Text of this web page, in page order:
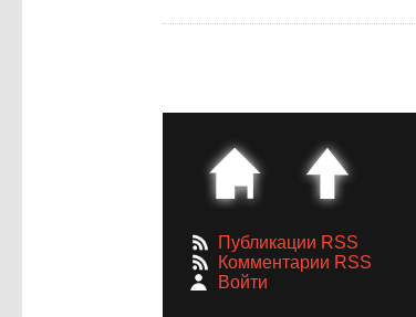
Публикации RSS
Комментарии RSS
Войти